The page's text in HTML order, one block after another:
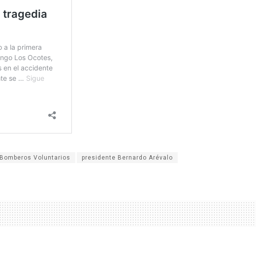
Bomberos Voluntarios presidente Bernardo Arévalo